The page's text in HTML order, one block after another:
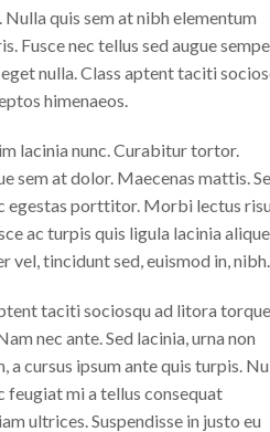
Nulla quis sem at nibh elementum
Fusce nec tellus sed augue
nulla. Class aptent taciti
himenaeos.
lacinia nunc. Curabitur tortor.
sem at dolor. Maecenas mattis.
egestas porttitor. Morbi lectus
ac turpis quis ligula lacinia
vel, tincidunt sed, euismod in, nibh.
taciti sociosqu ad litora
nec ante. Sed lacinia, urna non
cursus ipsum ante quis turpis.
feugiat mi a tellus consequat
ultrices. Suspendisse in justo eu